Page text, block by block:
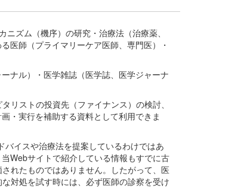
ズム（機序）の研究・治療法（治療薬、
医師（プライマリーケア医師、専門医）・
ナル）・医学雑誌（医学誌、医学ジャーナ
リストの投資先（ファイナンス）の検討、
・実行を補助する資料として利用できま
イスや治療法を提案しているわけではあ
Webサイトで紹介している情報もすでに古
れたものではありません。したがって、医
対処を試す時には、必ず医師の診察を受け